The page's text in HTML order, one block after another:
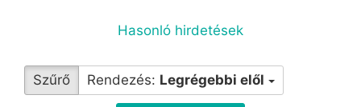
Hasonló hirdetések
Szűrő Rendezés: Legrégebbi elől